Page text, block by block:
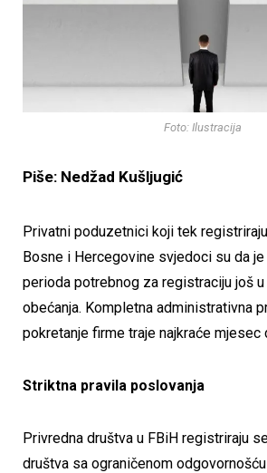
Foto: Ilustracija
Piše: Nedžad Kušljugić
Privatni poduzetnici koji tek
Bosne i Hercegovine svjedoci su da
perioda potrebnog za registraciju još
obećanja. Kompletna administrativna
pokretanje firme traje najkraće mjesec
Striktna pravila poslovanja
Privredna društva u FBiH registriraju
društva sa ograničenom